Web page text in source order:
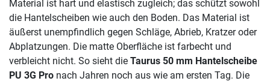
Material ist hart und elastisch zugleich; das schützt sowohl
die Hantelscheiben wie auch den Boden. Das Material ist
äußerst unempfindlich gegen Schläge, Abrieb, Kratzer oder
Abplatzungen. Die matte Oberfläche ist farbecht und
verbleicht nicht. So sieht die Taurus 50 mm Hantelscheibe
PU 3G Pro nach Jahren noch aus wie am ersten Tag. Die